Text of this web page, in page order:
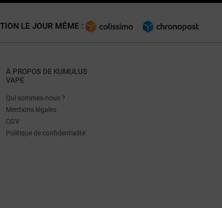
LE JOUR MÊME :
À PROPOS DE KUMULUS
VAPE
Qui sommes-nous ?
Mentions légales
CGV
Politique de confidentialité